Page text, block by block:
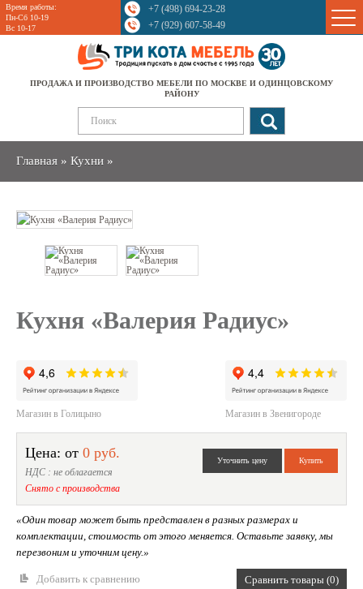
Время работы:
Пн-Сб 10-19
Вс 10-17
+7 (498) 694-23-28
+7 (929) 607-58-49
ПРОДАЖА И ПРОИЗВОДСТВО МЕБЕЛИ ПО МОСКВЕ И ОДИНЦОВСКОМУ
РАЙОНУ
Главная » Кухни »
Sale
Кухня «Валерия Радиус»
Магазин в Голицыно Магазин в Звенигороде
Цена: от 0 руб.
НДС : не облагается
Снято с производства
«Один товар может быть представлен в разных размерах и
комплектации, стоимость от этого меняется. Оставьте заявку, мы
перезвоним и уточним цену.»
Добавить к сравнению Сравнить товары (0)